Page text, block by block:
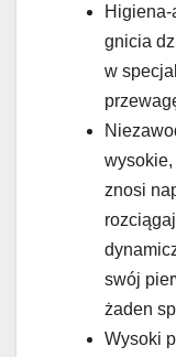
gnicia
w
wysokie,
znosi
swój
żaden
Wysoki